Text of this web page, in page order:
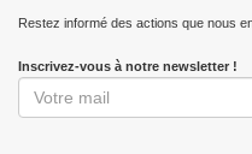
Restez informé des actions que nous
Inscrivez-vous à notre newsletter !